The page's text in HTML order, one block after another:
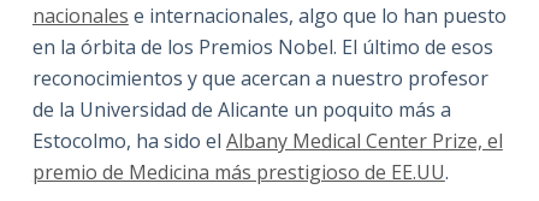
nacionales e internacionales, algo que lo han puesto
en la órbita de los Premios Nobel. El último de esos
reconocimientos y que acercan a nuestro profesor
de la Universidad de Alicante un poquito más a
Estocolmo, ha sido el Albany Medical Center Prize, el
premio de Medicina más prestigioso de EE.UU.